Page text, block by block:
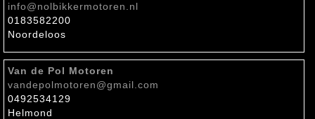
info@nolbikkermotoren.nl
0183582200
Noordeloos
Van de Pol Motoren
vandepolmotoren@gmail.com
0492534129
Helmond